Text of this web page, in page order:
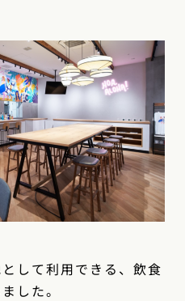
して利用できる、飲食
した。